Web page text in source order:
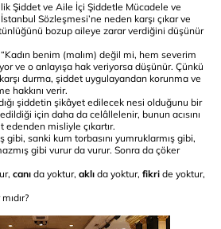
Şiddet ve Aile İçi Şiddetle Mücadele ve
Sözleşmesi’ne neden karşı çıkar ve
bozup aileye zarar verdiğini düşünür
benim (malım) değil mi, hem severim
ve o anlayışa hak veriyorsa düşünür. Çünkü
durma, şiddet uygulayandan korunma ve
hakkını verir.
şiddetin şikâyet edilecek nesi olduğunu bir
için daha da celâllelenir, bunun acısını
misliyle çıkartır.
gibi, sanki kum torbasını yumruklarmış gibi,
gibi vurur da vurur. Sonra da çöker
canı da yoktur, aklı da yoktur, fikri de yoktur,